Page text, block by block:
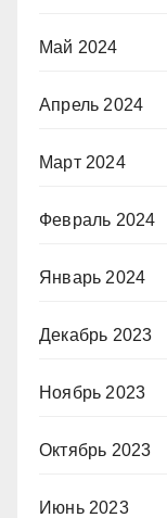
Май 2024
Апрель 2024
Март 2024
Февраль 2024
Январь 2024
Декабрь 2023
Ноябрь 2023
Октябрь 2023
Июнь 2023